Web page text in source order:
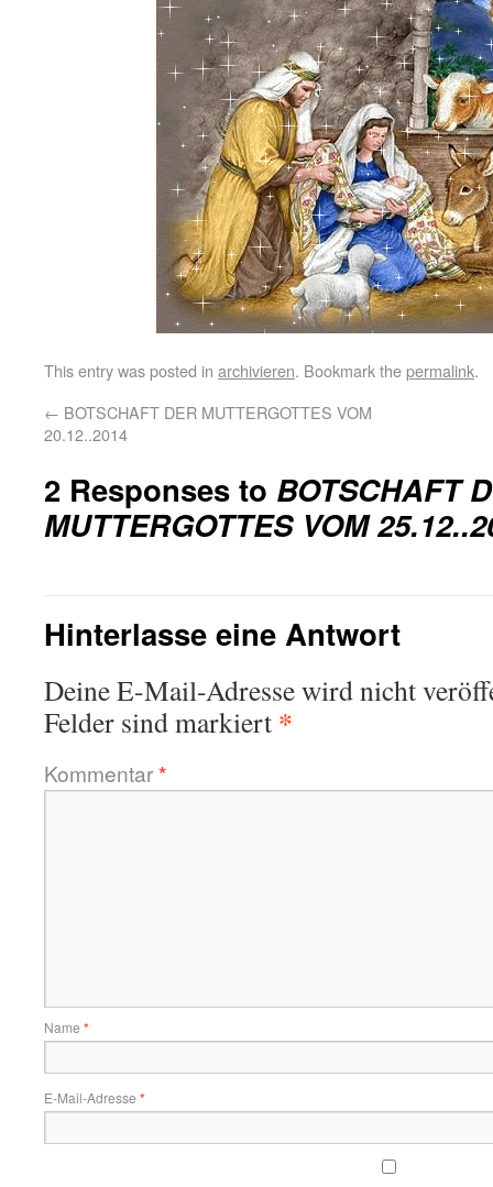
This entry was posted in archivieren. Bookmark thepermalink.
← BOTSCHAFT DER MUTTERGOTTES VOM
20.12..2014
2 Responses to BOTSCHAFT
MUTTERGOTTES VOM
Hinterlasse eine Antwort
Deine E-Mail-Adresse wird nicht
Felder sind markiert *
Kommentar*
Name *
E-Mail-Adresse *